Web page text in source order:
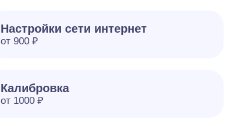
Настройки сети интернет
от 900 ₽
Калибровка
от 1000 ₽